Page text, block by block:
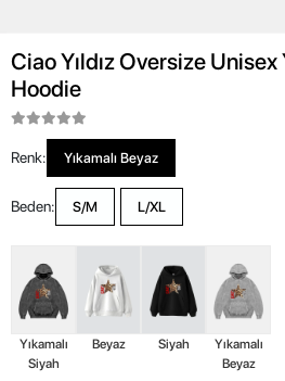
Ciao Yıldız Oversize Unisex
Hoodie
Renk: Yıkamalı Beyaz
Beden: S/M L/XL
Yıkamalı
Siyah
Beyaz Siyah
Yıkamalı
Beyaz